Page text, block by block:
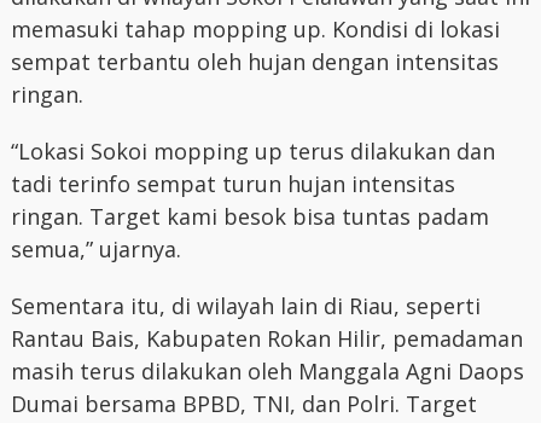
memasuki tahap mopping up. Kondisi di lokasi
sempat terbantu oleh hujan dengan intensitas
ringan.
“Lokasi Sokoi mopping up terus dilakukan dan
tadi terinfo sempat turun hujan intensitas
ringan. Target kami besok bisa tuntas padam
semua,” ujarnya.
Sementara itu, di wilayah lain di Riau, seperti
Rantau Bais, Kabupaten Rokan Hilir, pemadaman
masih terus dilakukan oleh Manggala Agni Daops
Dumai bersama BPBD, TNI, dan Polri. Target